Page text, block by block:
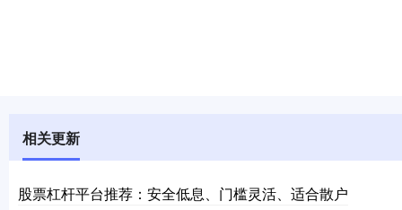
相关更新
股票杠杆平台推荐：安全低息、门槛灵活、适合散户